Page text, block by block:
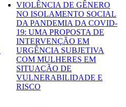
VIOLÊNCIA DE GÊNERO
NO ISOLAMENTO SOCIAL
DA PANDEMIA DA COVID-
19: UMA PROPOSTA DE
INTERVENÇÃO EM
URGÊNCIA SUBJETIVA
COM MULHERES EM
SITUAÇÃO DE
VULNERABILIDADE E
RISCO